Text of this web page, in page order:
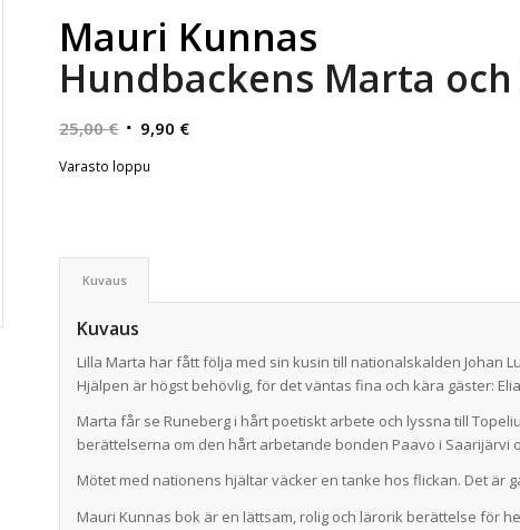
Mauri Kunnas
Hundbackens Marta
25,00€ Alkuperäinen
oli:
9,90 €Nykyinen
Varasto loppu
Kuvaus
Kuvaus
Lilla Marta har fått följa med sin kusin till nationalskalden Johan
Hjälpen är högst behövlig, för det väntas fina och kära gäster:
Marta får se Runeberg i hårt poetiskt arbete och lyssna till
berättelserna om den hårt arbetande bonden Paavo i Saarijärvi
Mötet med nationens hjältar väcker en tanke hos flickan. Det är
Mauri Kunnas bok är en lättsam, rolig och lärorik berättelse för